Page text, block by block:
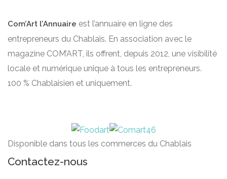
Com’Art l’Annuaire est l’annuaire en ligne des
entrepreneurs du Chablais. En association avec le
magazine COM’ART, ils offrent, depuis 2012, une visibilité
locale et numérique unique à tous les entrepreneurs.
100 % Chablaisien et uniquement.
Disponible dans tous les commerces du Chablais
Contactez-nous